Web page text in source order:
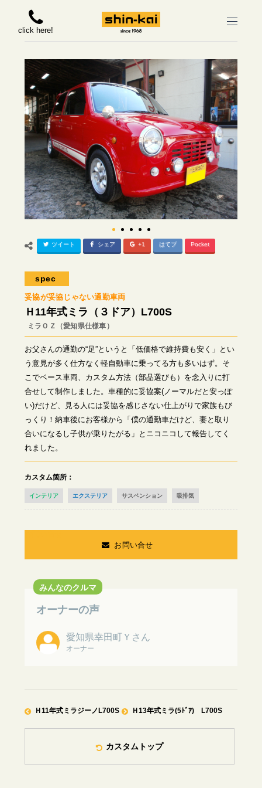
click here!
ツイート シェア +1 はてブ Pocket
spec
妥協が妥協じゃない通勤車両
Ｈ11年式ミラ（３ドア）L700S
ミラＯＺ（愛知県仕様車）
お父さんの通勤の“足”というと「低価格で維持費も安く」とい
う意見が多く仕方なく軽自動車に乗ってる方も多いはず。そ
こでベース車両、カスタム方法（部品選びも）を念入りに打
合せして制作しました。車種的に妥協案(ノーマルだと安っぽ
い)だけど、見る人には妥協を感じさない仕上がりで家族もび
っくり！納車後にお客様から「僕の通勤車だけど、妻と取り
合いになるし子供が乗りたがる」とニコニコして報告してく
れました。
カスタム箇所
インテリア エクステリア サスペンション 吸排気
お問い合せ
みんなのクルマ
オーナーの声
愛知県幸田町Ｙさん
オーナー
Ｈ11年式ミラジーノL700S Ｈ13年式ミラ(5ﾄﾞｱ) L700S
カスタムトップ